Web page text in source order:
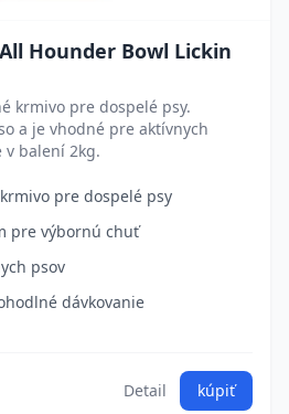
All Hounder Bowl Lickin
krmivo pre dospelé psy.
a je vhodné pre aktívnych
v balení 2kg.
pre dospelé psy
pre výbornú chuť
psov
dávkovanie
Detail kúpiť